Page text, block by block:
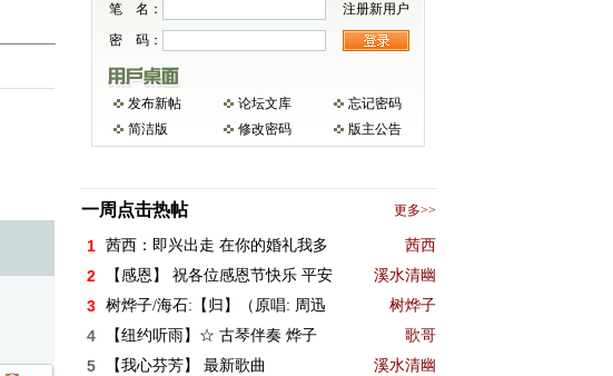
笔 名：
注册新用户
密 码：
发布新帖 论坛文库
忘记密码
简洁版
修改密码 版主公告
一周点击热帖 更多>>
1 茜西：即兴出走 在你的婚礼我多 茜西
2 【感恩】 祝各位感恩节快乐 平安 溪水清幽
3 树烨子/海石:【归】（原唱: 周迅 树烨子
4 【纽约听雨】☆ 古琴伴奏 烨子 歌哥
5 【我心芬芳】 最新歌曲 溪水清幽